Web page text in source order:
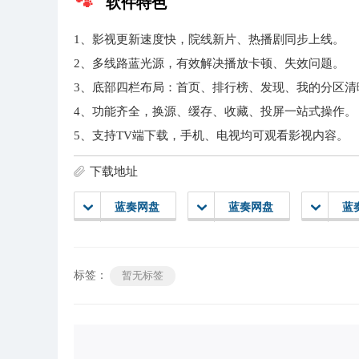
1、影视更新速度快，院线新片、热播剧同步上线。
2、多线路蓝光源，有效解决播放卡顿、失效问题。
3、底部四栏布局：首页、排行榜、发现、我的分区清
4、功能齐全，换源、缓存、收藏、投屏一站式操作。
5、支持TV端下载，手机、电视均可观看影视内容。
下载地址
蓝奏网盘 蓝奏网盘 蓝
标签： 暂无标签